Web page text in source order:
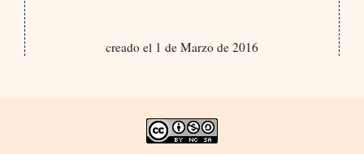
creado el 1 de Marzo de 2016